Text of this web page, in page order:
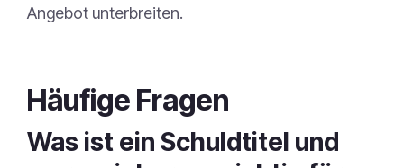
Angebot unterbreiten.
Häufige Fragen
Was ist ein Schuldtitel und